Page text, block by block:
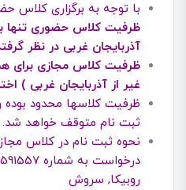
با توجه به برگزاری کلاس
ظرفیت کلاس حضوری تنها
آذربایجان غربی در نظر
ظرفیت کلاس مجازی برای
غیر از آذربایجان غربی )
ظرفیت کلاسها محدود
ثبت نام متوقف خواهد شد.
نحوه ثبت نام در کلاس
روبیکا, سروش